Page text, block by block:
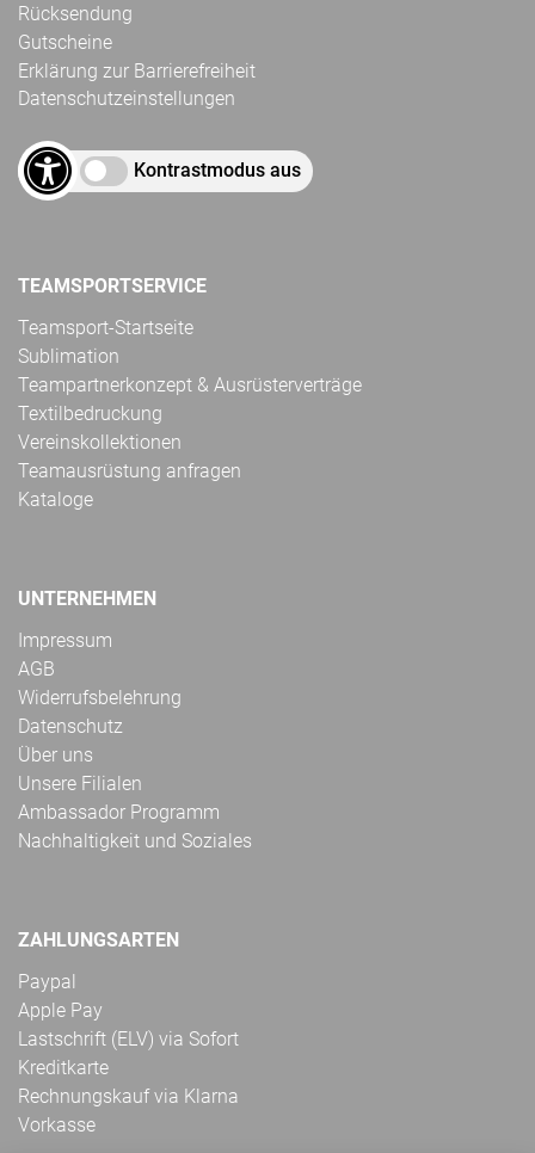
Rücksendung
Gutscheine
Erklärung zur Barrierefreiheit
Datenschutzeinstellungen
Kontrastmodus aus
TEAMSPORTSERVICE
Teamsport-Startseite
Sublimation
Teampartnerkonzept & Ausrüsterverträge
Textilbedruckung
Vereinskollektionen
Teamausrüstung anfragen
Kataloge
UNTERNEHMEN
Impressum
AGB
Widerrufsbelehrung
Datenschutz
Über uns
Unsere Filialen
Ambassador Programm
Nachhaltigkeit und Soziales
ZAHLUNGSARTEN
Paypal
Apple Pay
Lastschrift (ELV) via Sofort
Kreditkarte
Rechnungskauf via Klarna
Vorkasse